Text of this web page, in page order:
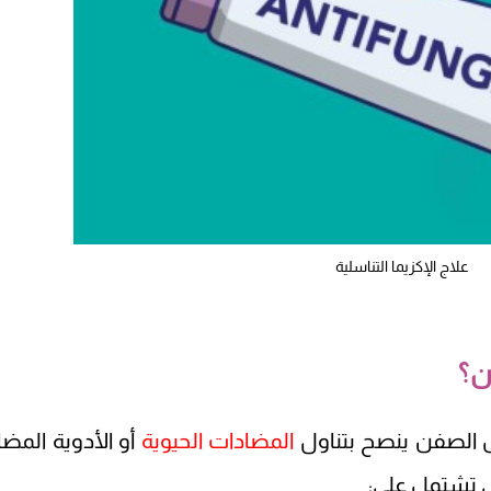
علاج الإكزيما التناسلية
ينصح بتناول المضادات الحيوية أو الأدوية
تشتمل على: